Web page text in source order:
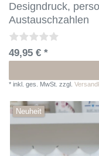
Designdruck,
Austauschzahlen
49,95 € *
* inkl. ges. MwSt. zzgl.
Neuheit